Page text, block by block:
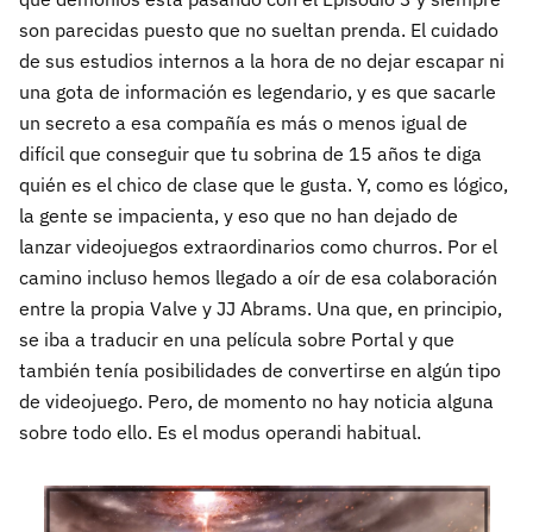
son parecidas puesto que no sueltan prenda. El cuidado
de sus estudios internos a la hora de no dejar escapar ni
una gota de información es legendario, y es que sacarle
un secreto a esa compañía es más o menos igual de
difícil que conseguir que tu sobrina de 15 años te diga
quién es el chico de clase que le gusta. Y, como es lógico,
la gente se impacienta, y eso que no han dejado de
lanzar videojuegos extraordinarios como churros. Por el
camino incluso hemos llegado a oír de esa colaboración
entre la propia Valve y JJ Abrams. Una que, en principio,
se iba a traducir en una película sobre Portal y que
también tenía posibilidades de convertirse en algún tipo
de videojuego. Pero, de momento no hay noticia alguna
sobre todo ello. Es el modus operandi habitual.